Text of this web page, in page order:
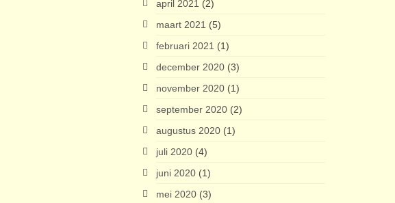
april 2021 (2)
maart 2021 (5)
februari 2021 (1)
december 2020(3)
november 2020(1)
september 2020(2)
augustus 2020(1)
juli 2020(4)
juni 2020(1)
mei 2020(3)